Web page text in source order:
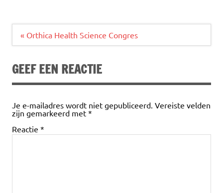
Bericht
« Orthica Health Science Congres
GEEF EEN REACTIE
Je e-mailadres wordt niet gepubliceerd. Vereiste velden
zijn gemarkeerd met *
Reactie *